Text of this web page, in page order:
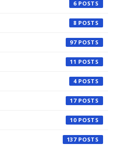
6
8
97
11
4
17
10
137